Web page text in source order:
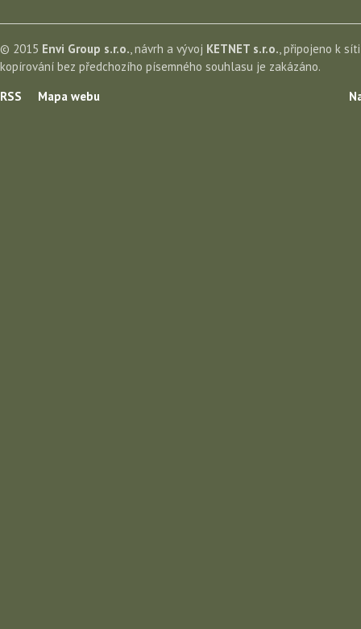
© 2015 Envi Group s.r.o. , návrh a vývoj KETNET s.r.o. , připojeno k
kopírování bez předchozího písemného souhlasu je zakázáno.
RSS
Mapa webu